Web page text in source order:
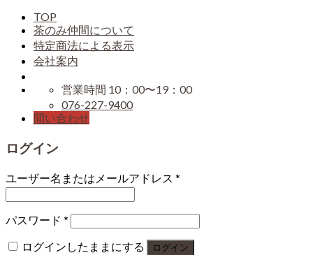
TOP
茶のみ仲間について
特定商法による表示
会社案内
営業時間 10：00〜19：00
076-227-9400
問い合わせ
ログイン
ユーザー名またはメールアドレス *
パスワード *
ログインしたままにする
ログイン